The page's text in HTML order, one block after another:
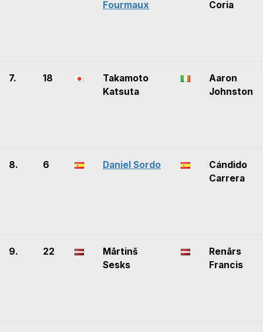
Fourmaux Coria
7. 18
Takamoto
Katsuta
Aaron
Johnston
8. 6 Daniel Sordo
Cándido
Carrera
9. 22
Mārtinš
Sesks
Renārs
Francis